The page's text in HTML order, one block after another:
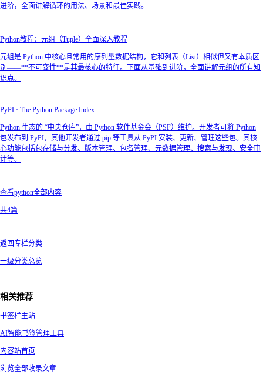
进阶，全面讲解循环的用法、场景和最佳实践。
Python教程：元组（Tuple）全面深入教程
元组是 Python 中核心且常用的序列型数据结构，它和列表（List）相似但又有本质区
别——**不可变性**是其最核心的特征。下面从基础到进阶，全面讲解元组的所有知
识点。
PyPI · The Python Package Index
Python 生态的 “中央仓库”，由 Python 软件基金会（PSF）维护。开发者可将 Python
包发布到 PyPI，其他开发者通过 pip 等工具从 PyPI 安装、更新、管理这些包。其核
心功能包括包存储与分发、版本管理、包名管理、元数据管理、搜索与发现、安全审
计等。
查看python全部内容
共4篇
返回专栏分类
一级分类总览
相关推荐
书签栏主站
AI智能书签管理工具
内容站首页
浏览全部收录文章